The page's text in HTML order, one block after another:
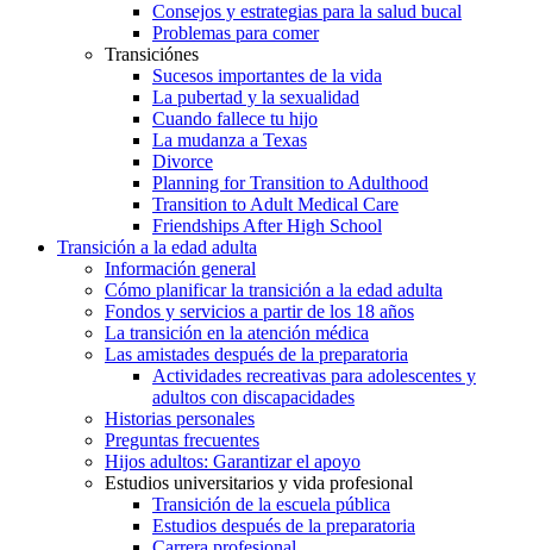
Consejos y estrategias para la salud bucal
Problemas para comer
Transiciónes
Sucesos importantes de la vida
La pubertad y la sexualidad
Cuando fallece tu hijo
La mudanza a Texas
Divorce
Planning for Transition to Adulthood
Transition to Adult Medical Care
Friendships After High School
Transición a la edad adulta
Información general
Cómo planificar la transición a la edad adulta
Fondos y servicios a partir de los 18 años
La transición en la atención médica
Las amistades después de la preparatoria
Actividades recreativas para adolescentes y
adultos con discapacidades
Historias personales
Preguntas frecuentes
Hijos adultos: Garantizar el apoyo
Estudios universitarios y vida profesional
Transición de la escuela pública
Estudios después de la preparatoria